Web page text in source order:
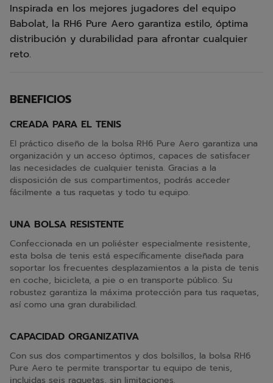
Inspirada en los mejores jugadores del equipo
Babolat, la RH6 Pure Aero garantiza estilo, óptima
distribución y durabilidad para afrontar cualquier
reto.
BENEFICIOS
CREADA PARA EL TENIS
El práctico diseño de la bolsa RH6 Pure Aero garantiza una
organización y un acceso óptimos, capaces de satisfacer
las necesidades de cualquier tenista. Gracias a la
disposición de sus compartimentos, podrás acceder
fácilmente a tus raquetas y todo tu equipo.
UNA BOLSA RESISTENTE
Confeccionada en un poliéster especialmente resistente,
esta bolsa de tenis está específicamente diseñada para
soportar los frecuentes desplazamientos a la pista de tenis
en coche, bicicleta, a pie o en transporte público. Su
robustez garantiza la máxima protección para tus raquetas,
así como una gran durabilidad.
CAPACIDAD ORGANIZATIVA
Con sus dos compartimentos y dos bolsillos, la bolsa RH6
Pure Aero te permite transportar tu equipo de tenis,
incluidas seis raquetas, sin limitaciones.